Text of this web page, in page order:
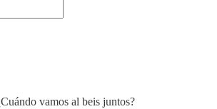
vamos al beis juntos?